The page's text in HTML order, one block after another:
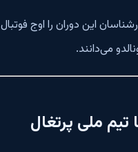
این دوران را اوج فوتبال
می‌دانند.
تیم ملی پرتغال